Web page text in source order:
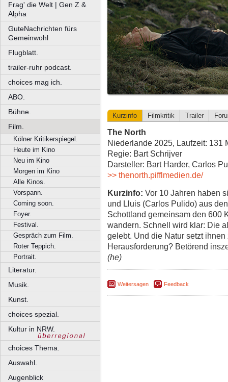
Frag' die Welt | Gen Z &
Alpha
GuteNachrichten fürs
Gemeinwohl
Flugblatt.
trailer-ruhr podcast.
choices mag ich.
ABO.
Bühne.
Film.
Kölner Kritikerspiegel.
Heute im Kino
Neu im Kino
Morgen im Kino
Alle Kinos.
Vorspann.
Coming soon.
Foyer.
Festival.
Gespräch zum Film.
Roter Teppich.
Portrait.
Literatur.
Musik.
Kunst.
choices spezial.
Kultur in NRW.
choices Thema.
Auswahl.
Augenblick
Kurzinfo Filmkritik Trailer
The North
Niederlande 2025, Laufzeit: 131
Regie: Bart Schrijver
Darsteller: Bart Harder, Carlos
>> thenorth.pifflmedien.de/
Kurzinfo: Vor 10 Jahren haben
und Lluis (Carlos Pulido) aus
Schottland gemeinsam den 600
wandern. Schnell wird klar: Die
gelebt. Und die Natur setzt
Herausforderung? Betörend
(he)
Weitersagen Feedback